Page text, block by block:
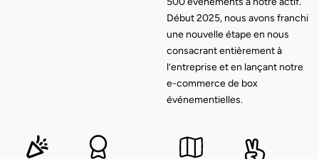
Début 2025, nous avons franchi
une nouvelle étape en nous
consacrant entièrement à
l’entreprise et en lançant notre
e-commerce de box
événementielles.